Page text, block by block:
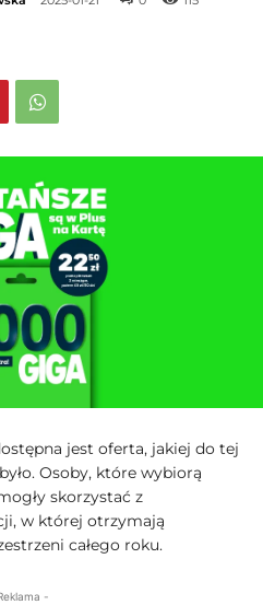
jest oferta, jakiej do tej
Osoby, które wybiorą
skorzystać z
w której otrzymają
całego roku.
-